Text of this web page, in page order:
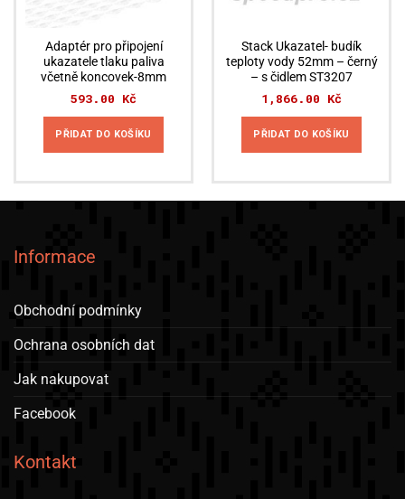
Adaptér pro připojení
ukazatele tlaku paliva
včetně koncovek-8mm
593.00 Kč
PŘIDAT DO KOŠÍKU
Stack Ukazatel- budík
teploty vody 52mm – černý
– s čidlem ST3207
1,866.00 Kč
PŘIDAT DO KOŠÍKU
Informace
Obchodní podmínky
Ochrana osobních dat
Jak nakupovat
Facebook
Kontakt